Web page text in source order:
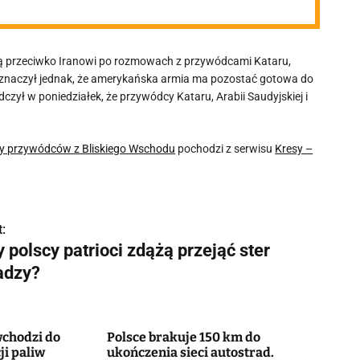
przeciwko Iranowi po rozmowach z przywódcami Kataru,
jednak, że amerykańska armia ma pozostać gotowa do
w poniedziałek, że przywódcy Kataru, Arabii Saudyjskiej i
przywódców z Bliskiego Wschodu pochodzi z serwisu Kresy –
polscy patrioci zdążą przejąć ster
do
paliw
Polsce brakuje 150 km do
ukończenia sieci autostrad.